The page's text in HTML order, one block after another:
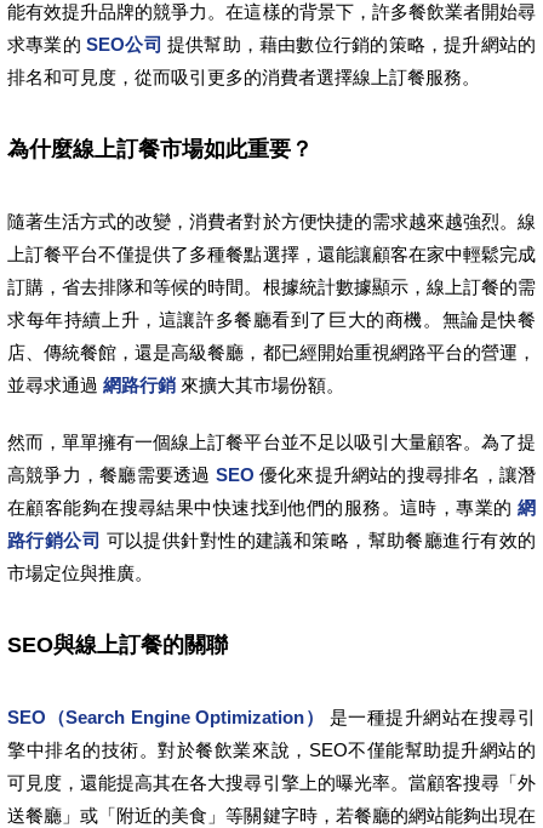
能有效提升品牌的競爭力。在這樣的背景下，許多餐飲業者開始尋
求專業的SEO公司 提供幫助，藉由數位行銷的策略，提升網站的
排名和可見度，從而吸引更多的消費者選擇線上訂餐服務。
為什麼線上訂餐市場如此重要？
隨著生活方式的改變，消費者對於方便快捷的需求越來越強烈。線
上訂餐平台不僅提供了多種餐點選擇，還能讓顧客在家中輕鬆完成
訂購，省去排隊和等候的時間。根據統計數據顯示，線上訂餐的需
求每年持續上升，這讓許多餐廳看到了巨大的商機。無論是快餐
店、傳統餐館，還是高級餐廳，都已經開始重視網路平台的營運，
並尋求通過 網路行銷 來擴大其市場份額。
然而，單單擁有一個線上訂餐平台並不足以吸引大量顧客。為了提
高競爭力，餐廳需要透過 SEO 優化來提升網站的搜尋排名，讓潛
在顧客能夠在搜尋結果中快速找到他們的服務。這時，專業的 網
路行銷公司 可以提供針對性的建議和策略，幫助餐廳進行有效的
市場定位與推廣。
SEO與線上訂餐的關聯
SEO（Search Engine Optimization）
是一種提升網站在搜尋引
擎中排名的技術。對於餐飲業來說，SEO不僅能幫助提升網站的
可見度，還能提高其在各大搜尋引擎上的曝光率。當顧客搜尋「外
送餐廳」或「附近的美食」等關鍵字時，若餐廳的網站能夠出現在